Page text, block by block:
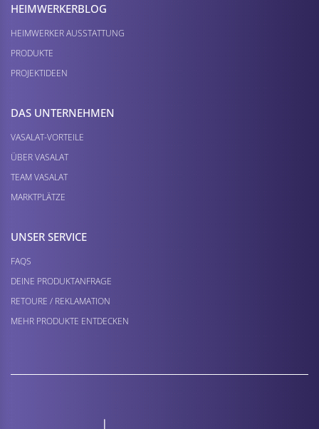
HEIMWERKER­BLOG
HEIMWERKER AUSSTATTUNG
PRODUKTE
PROJEKTIDEEN
DAS UNTERNEHMEN
VASALAT-VORTEILE
ÜBER VASALAT
TEAM VASALAT
MARKTPLÄTZE
UNSER SERVICE
FAQS
DEINE PRODUKTANFRAGE
RETOURE / REKLAMATION
MEHR PRODUKTE ENTDECKEN